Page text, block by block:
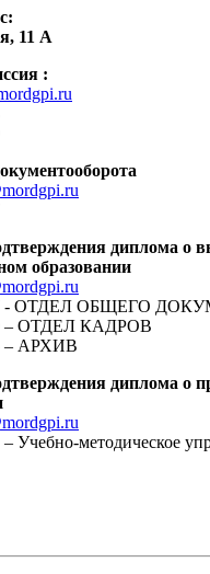
11 А
:
диплома о
образовании
67 - ОТДЕЛ ОБЩЕГО
– ОТДЕЛ КАДРОВ
– АРХИВ
диплома о
Учебно-методическое